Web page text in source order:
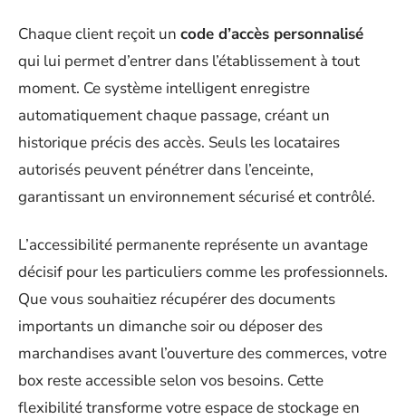
Chaque client reçoit un code d’accès personnalisé
qui lui permet d’entrer dans l’établissement à tout
moment. Ce système intelligent enregistre
automatiquement chaque passage, créant un
historique précis des accès. Seuls les locataires
autorisés peuvent pénétrer dans l’enceinte,
garantissant un environnement sécurisé et contrôlé.
L’accessibilité permanente représente un avantage
décisif pour les particuliers comme les professionnels.
Que vous souhaitiez récupérer des documents
importants un dimanche soir ou déposer des
marchandises avant l’ouverture des commerces, votre
box reste accessible selon vos besoins. Cette
flexibilité transforme votre espace de stockage en